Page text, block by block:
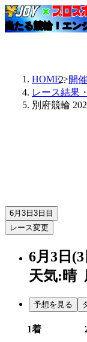
当たる競輪！エン
HOME 開
レース結果
別府競輪
6月3日 3日目
レース変更
6月3日
天気:晴
予想を見る
1着